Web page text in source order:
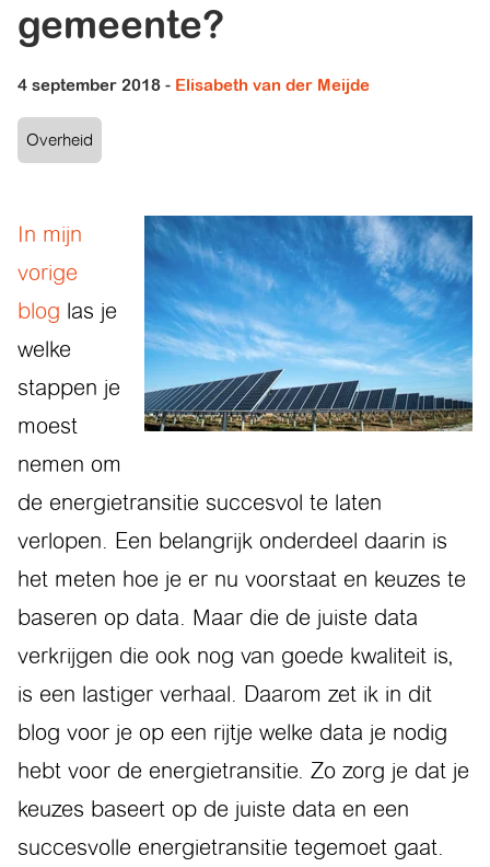
gemeente?
4 september 2018 - Elisabeth van der Meijde
Overheid
In mijn
vorige
blog las je
welke
stappen je
moest
nemen om
de energietransitie succesvol te laten
verlopen. Een belangrijk onderdeel daarin is
het meten hoe je er nu voorstaat en keuzes te
baseren op data. Maar die de juiste data
verkrijgen die ook nog van goede kwaliteit is,
is een lastiger verhaal. Daarom zet ik in dit
blog voor je op een rijtje welke data je nodig
hebt voor de energietransitie. Zo zorg je dat je
keuzes baseert op de juiste data en een
succesvolle energietransitie tegemoet gaat.